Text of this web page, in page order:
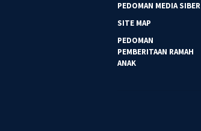
PEDOMAN MEDIA SIBER
SITE MAP
PEDOMAN
PEMBERITAAN RAMAH
ANAK